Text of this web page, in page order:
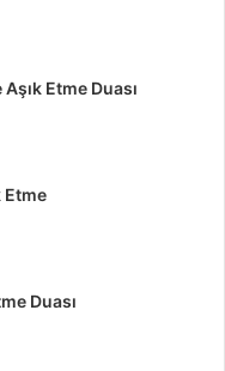
Etme Duası
Etme
Duası